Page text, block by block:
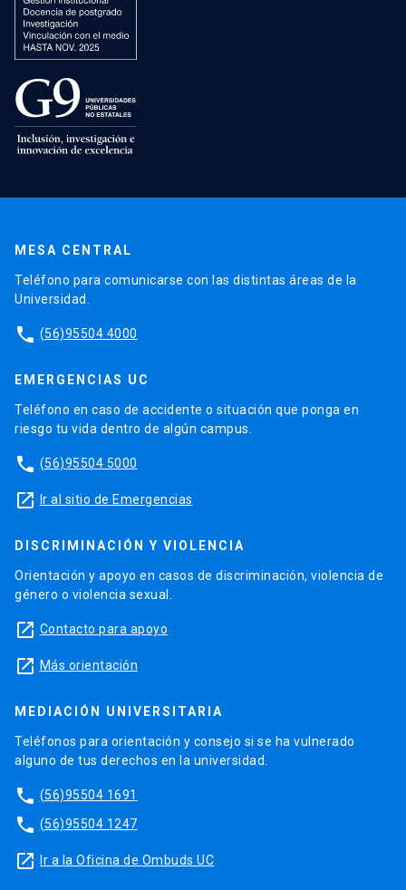
MESA CENTRAL
Teléfono para comunicarse con las distintas áreas de la
Universidad.
phone (56)95504 4000
EMERGENCIAS UC
Teléfono en caso de accidente o situación que ponga en
riesgo tu vida dentro de algún campus.
phone (56)95504 5000
launch Ir al sitio de Emergencias
DISCRIMINACIÓN Y VIOLENCIA
Orientación y apoyo en casos de discriminación, violencia de
género o violencia sexual.
launch Contacto para apoyo
launch Más orientación
MEDIACIÓN UNIVERSITARIA
Teléfonos para orientación y consejo si se ha vulnerado
alguno de tus derechos en la universidad.
phone (56)95504 1691
phone (56)95504 1247
launch Ir a la Oficina de Ombuds UC